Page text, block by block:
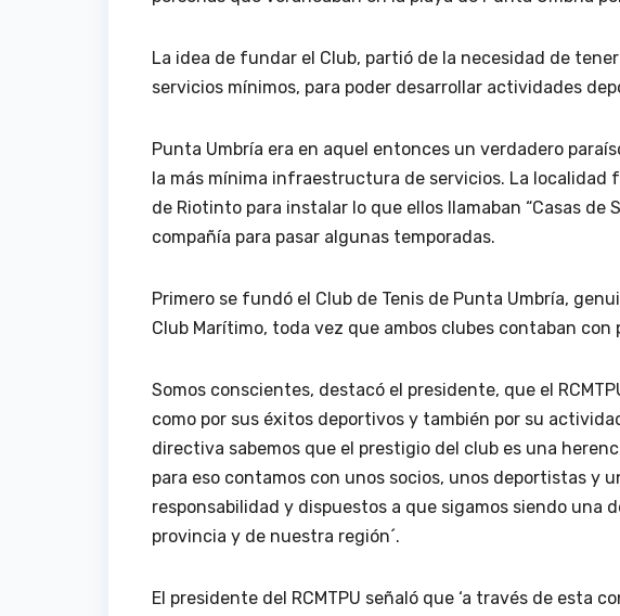
La idea de fundar el Club, partió de la necesidad de
servicios mínimos, para poder desarrollar actividades
Punta Umbría era en aquel entonces un verdadero
la más mínima infraestructura de servicios. La localidad
de Riotinto para instalar lo que ellos llamaban “Casas de
compañía para pasar algunas temporadas.
Primero se fundó el Club de Tenis de Punta Umbría,
Club Marítimo, toda vez que ambos clubes contaban
Somos conscientes, destacó el presidente, que el
como por sus éxitos deportivos y también por su
directiva sabemos que el prestigio del club es una
para eso contamos con unos socios, unos deportistas y
responsabilidad y dispuestos a que sigamos siendo una
provincia y de nuestra región´.
El presidente del RCMTPU señaló que ‘a través de esta